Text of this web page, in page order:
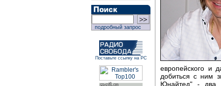
подробный запрос
Поставьте ссылку на РС
европейского и
добиться с ним
Юнайтед" - два